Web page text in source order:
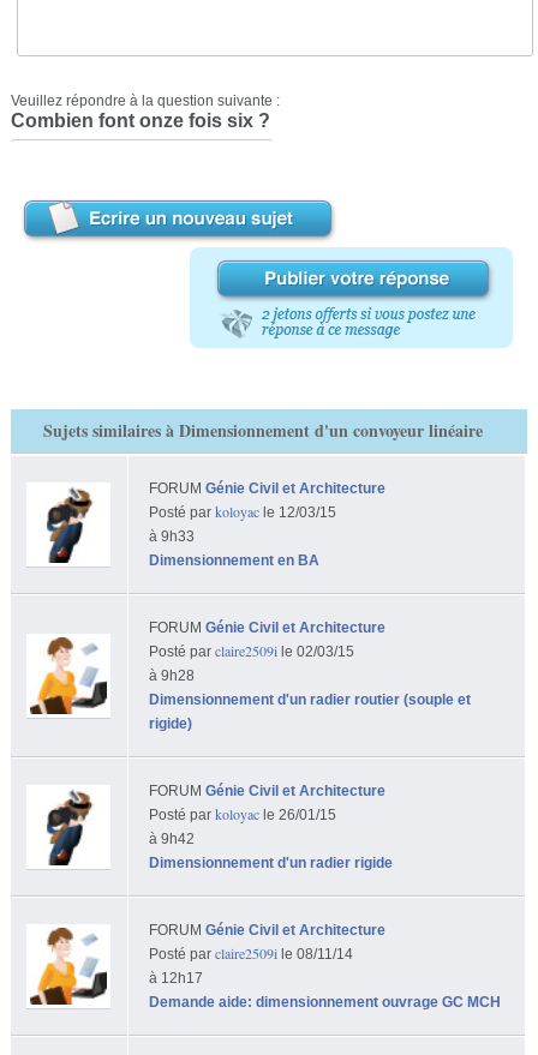
Veuillez répondre à la question suivante :
Combien font onze fois six ?
Sujets similaires à Dimensionnement d'un convoyeur linéaire
FORUM Génie Civil et Architecture
Posté par koloyacle 12/03/15
à 9h33
Dimensionnement en BA
FORUM Génie Civil et Architecture
Posté par claire2509ile 02/03/15
à 9h28
Dimensionnement d'un radier routier (souple et
rigide)
FORUM Génie Civil et Architecture
Posté par koloyacle 26/01/15
à 9h42
Dimensionnement d'un radier rigide
FORUM Génie Civil et Architecture
Posté par claire2509ile 08/11/14
à 12h17
Demande aide: dimensionnement ouvrage GC MCH